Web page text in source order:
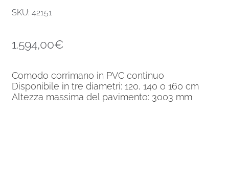
SKU: 42151
1.594,00€
Comodo corrimano in PVC continuo
Disponibile in tre diametri: 120, 140 o 160 cm
Altezza massima del pavimento: 3003 mm